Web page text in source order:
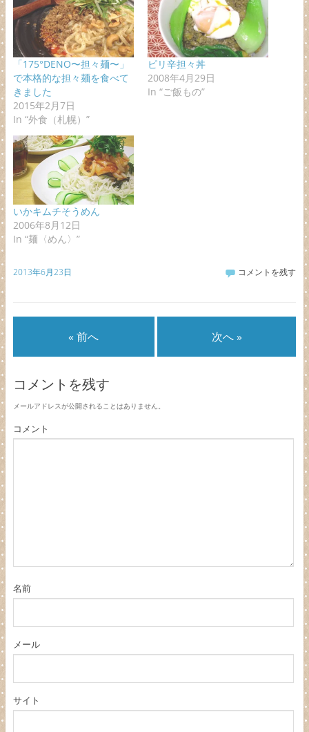
「175°DENO〜担々麺〜」
で本格的な担々麺を食べて
きました
2015年2月7日
In “外食（札幌）”
ピリ辛担々丼
2008年4月29日
In “ご飯もの”
いかキムチそうめん
2006年8月12日
In “麺〈めん〉”
2013年6月23日 コメントを残す
« 前へ 次へ »
コメントを残す
メールアドレスが公開されることはありません。
コメント
名前
メール
サイト